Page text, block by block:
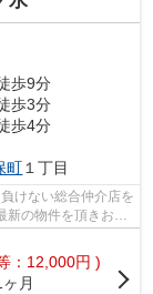
歩9分
歩3分
歩4分
町 １丁目
けない総合仲介店を
新の物件を頂きお客
：12,000円 )
ヶ月